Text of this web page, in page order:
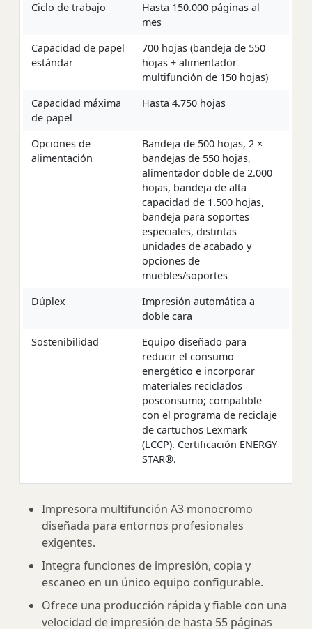
Ciclo de trabajo
Hasta 150.000 páginas al
mes
Capacidad de papel
estándar
700 hojas (bandeja de 550
hojas + alimentador
multifunción de 150 hojas)
Capacidad máxima
de papel
Hasta 4.750 hojas
Opciones de
alimentación
Bandeja de 500 hojas, 2 ×
bandejas de 550 hojas,
alimentador doble de 2.000
hojas, bandeja de alta
capacidad de 1.500 hojas,
bandeja para soportes
especiales, distintas
unidades de acabado y
opciones de
muebles/soportes
Dúplex
Impresión automática a
doble cara
Sostenibilidad
Equipo diseñado para
reducir el consumo
energético e incorporar
materiales reciclados
posconsumo; compatible
con el programa de reciclaje
de cartuchos Lexmark
(LCCP). Certificación ENERGY
STAR®.
Impresora multifunción A3 monocromo
diseñada para entornos profesionales
exigentes.
Integra funciones de impresión, copia y
escaneo en un único equipo configurable.
Ofrece una producción rápida y fiable con una
velocidad de impresión de hasta 55 páginas